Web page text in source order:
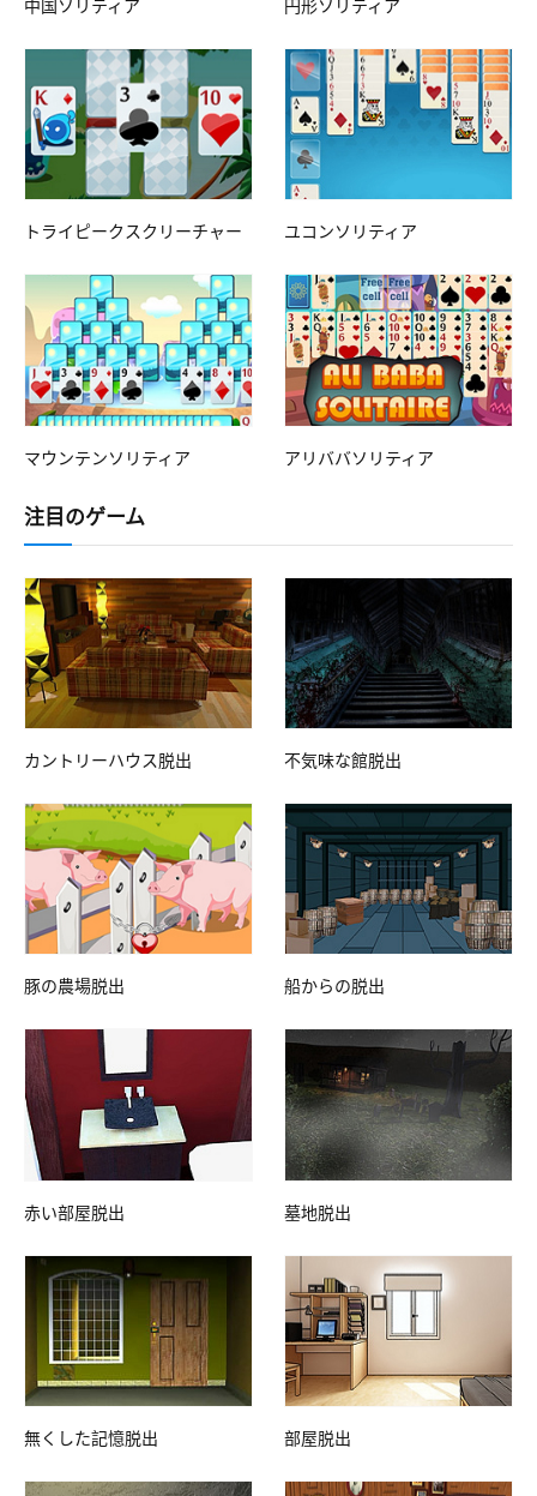
中国ソリティア 円形ソリティア
トライピークスクリーチャー ユコンソリティア
マウンテンソリティア アリババソリティア
注目のゲーム
カントリーハウス脱出 不気味な館脱出
豚の農場脱出 船からの脱出
赤い部屋脱出 墓地脱出
無くした記憶脱出 部屋脱出